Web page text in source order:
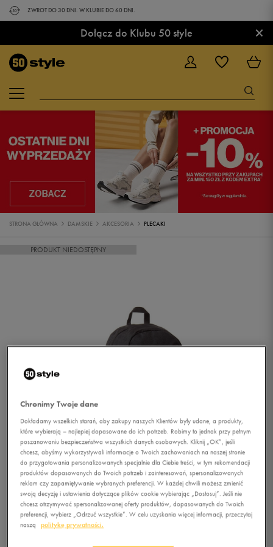
ZWROT DO 30 DNI. W KLUBIE DO 60 DNI.
Dołącz do Klubu 50 style ×
STRONA GŁÓWNA DAMSKIE AKCESORIA PLECAKI
PRODUKT NIEDOSTĘPNY
Chronimy Twoje dane
Dokładamy wszelkich starań, aby zakupy naszych Klientów były udane, a produkty,
które wybierają – najlepiej dopasowane do ich potrzeb. Robimy to jednak przy pełnym
poszanowaniu bezpieczeństwa wszystkich danych osobowych. Kliknij „OK”, jeśli
chcesz, abyśmy wykorzystywali informacje o Twoich zachowaniach na naszej stronie
do przygotowania personalizowanych specjalnie dla Ciebie treści, w tym rekomendacji
produktów dopasowanych do Twoich potrzeb i zainteresowań, spersonalizowanych
reklam czy zapamiętywanie wybranych preferencji. W każdej chwili możesz zmienić
swoją decyzję i ustawienia dotyczące plików cookie wybierając „Dostosuj”. Jeśli nie
chcesz otrzymywać spersonalizowanej oferty produktów, dopasowanych do Twoich
preferencji, wybierz „Odrzuć wszystkie”. W celu uzyskania więcej informacji, przeczytaj
naszą
politykę prywatności.